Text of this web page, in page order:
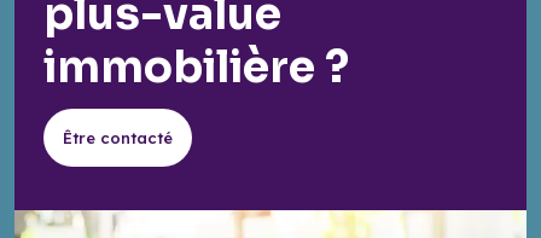
plus-value
immobilière ?
Être contacté